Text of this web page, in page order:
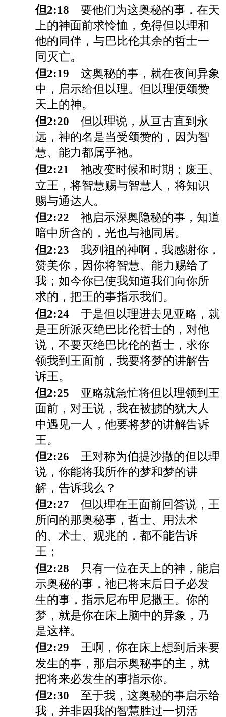
但2:18 要他们为这奥秘的事，在天
上的神面前求怜恤，免得但以理和
他的同伴，与巴比伦其余的哲士一
同灭亡。
但2:19 这奥秘的事，就在夜间异象
中，启示给但以理。但以理便颂赞
天上的神。
但2:20 但以理说，从亘古直到永
远，神的名是当受颂赞的，因为智
慧、能力都属乎祂。
但2:21
祂改变时候和时期；废王、
立王，将智慧赐与智慧人，将知识
赐与通达人。
但2:22 祂启示深奥隐秘的事，知道
暗中所含的，光也与祂同居。
但2:23 我列祖的神啊，我感谢你，
赞美你，因你将智慧、能力赐给了
我；如今你已使我知道我们向你所
求的，把王的事指示我们。
但2:24 于是但以理进去见亚略，就
是王所派灭绝巴比伦哲士的，对他
说，不要灭绝巴比伦的哲士，求你
领我到王面前，我要将梦的讲解告
诉王。
但2:25 亚略就急忙将但以理领到王
面前，对王说，我在被掳的犹大人
中遇见一人，他要将梦的讲解告诉
王。
但2:26 王对称为伯提沙撒的但以理
说，你能将我所作的梦和梦的讲
解，告诉我么？
但2:27 但以理在王面前回答说，王
所问的那奥秘事，哲士、用法术
的、术士、观兆的，都不能告诉
王；
但2:28 只有一位在天上的神，能启
示奥秘的事，祂已将末后日子必发
生的事，指示尼布甲尼撒王。你的
梦，就是你在床上脑中的异象，乃
是这样。
但2:29 王啊，你在床上想到后来要
发生的事，那启示奥秘事的主，就
把将来必发生的事指示你。
但2:30 至于我，这奥秘的事启示给
我，并非因我的智慧胜过一切活